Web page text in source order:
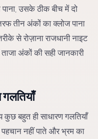
उसके ठीक बीच में दो
तीन अंकों का क्लोज पाना
से रोज़ाना राजधानी नाइट
अंकों की सही जानकारी
गलतियाँ
बहुत ही साधारण गलतियाँ
नहीं पाते और भ्रम का